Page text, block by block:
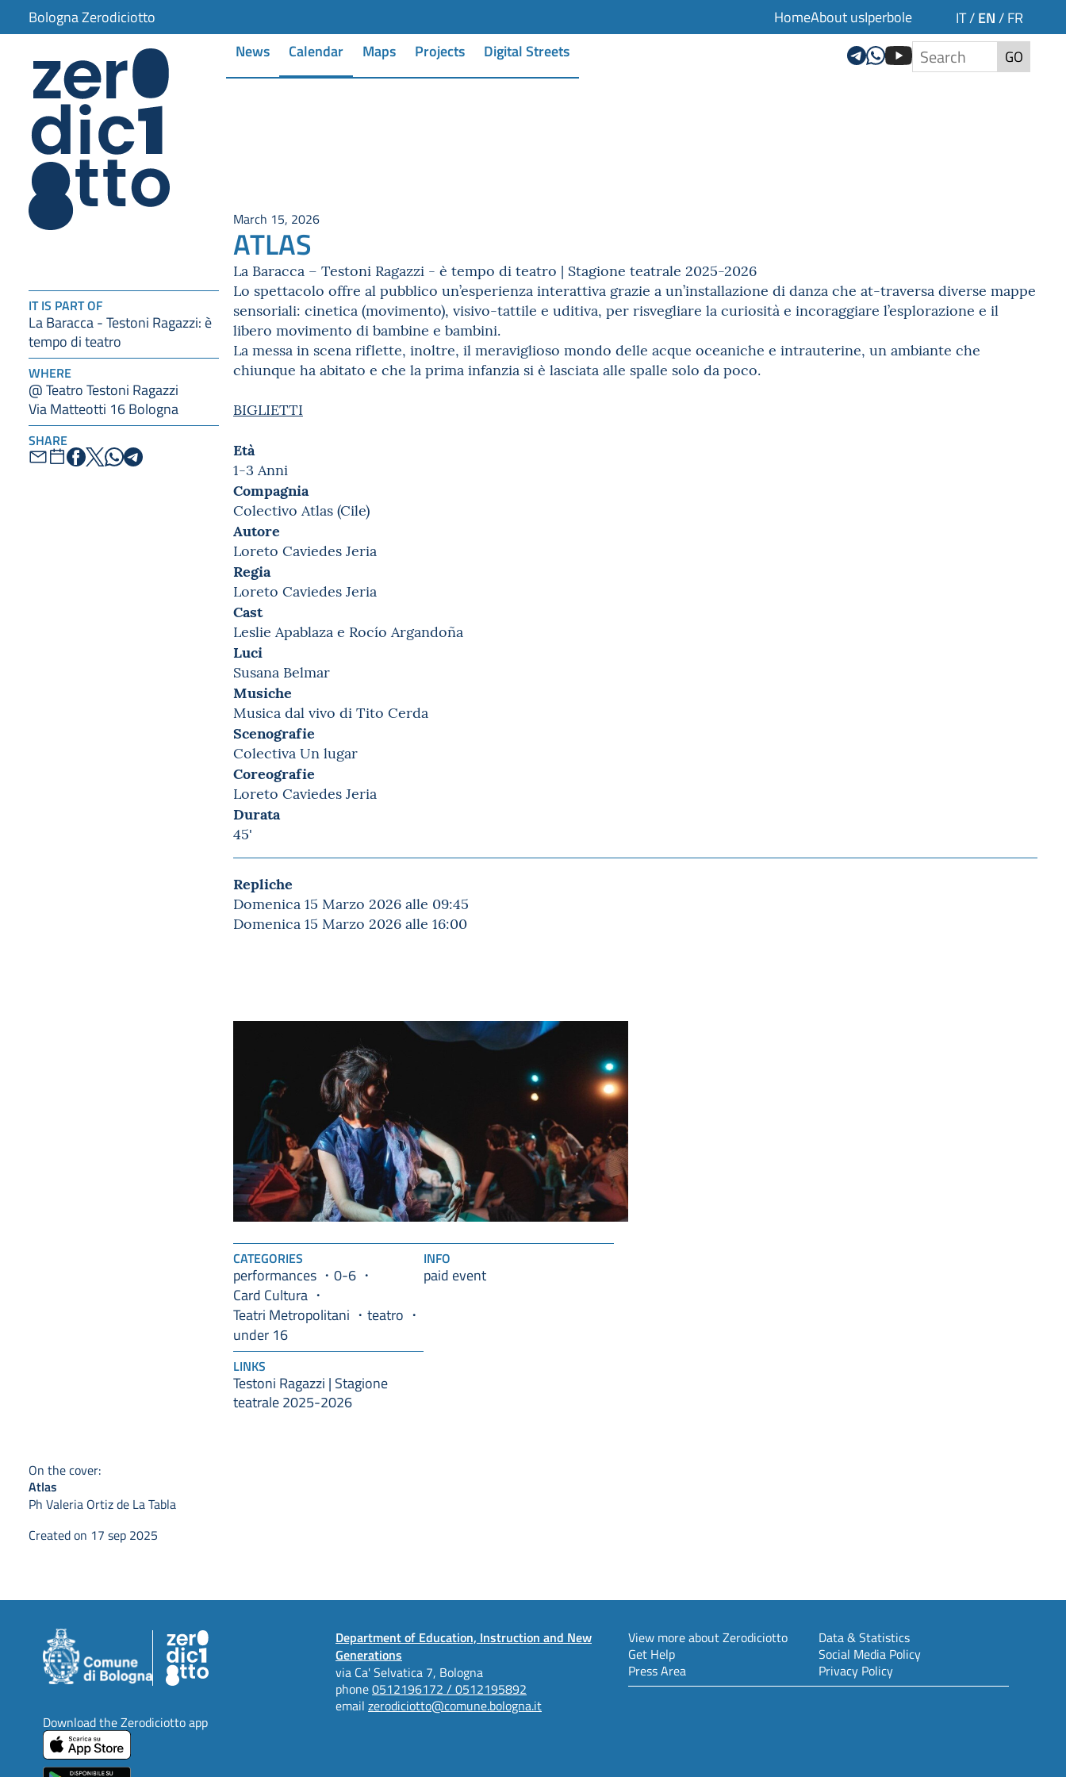
Bologna Zerodiciotto HomeAbout usIperbole IT/ EN / FR
News Calendar Maps Projects Digital Streets GO
IT IS PART OF
La Baracca - Testoni Ragazzi: è
tempo di teatro
WHERE
@ Teatro Testoni Ragazzi
Via Matteotti 16 Bologna
SHARE
March 15, 2026
ATLAS
La Baracca – Testoni Ragazzi - è tempo di teatro | Stagione teatrale 2025-2026
Lo spettacolo offre al pubblico un’esperienza interattiva grazie a un’installazione di danza che at-traversa diverse mappe
sensoriali: cinetica (movimento), visivo-tattile e uditiva, per risvegliare la curiosità e incoraggiare l’esplorazione e il
libero movimento di bambine e bambini.
La messa in scena riflette, inoltre, il meraviglioso mondo delle acque oceaniche e intrauterine, un ambiante che
chiunque ha abitato e che la prima infanzia si è lasciata alle spalle solo da poco.
BIGLIETTI
Età
1-3 Anni
Compagnia
Colectivo Atlas (Cile)
Autore
Loreto Caviedes Jeria
Regia
Loreto Caviedes Jeria
Cast
Leslie Apablaza e Rocío Argandoña
Luci
Susana Belmar
Musiche
Musica dal vivo di Tito Cerda
Scenografie
Colectiva Un lugar
Coreografie
Loreto Caviedes Jeria
Durata
45'
Repliche
Domenica 15 Marzo 2026 alle 09:45
Domenica 15 Marzo 2026 alle 16:00
CATEGORIES
performances
0-6
Card Cultura
Teatri Metropolitani
teatro
under 16
INFO
paid event
LINKS
Testoni Ragazzi | Stagione
teatrale 2025-2026
On the cover:
Atlas
Ph Valeria Ortiz de La Tabla
Created on 17 sep 2025
Department of Education, Instruction and New
Generations
via Ca' Selvatica 7, Bologna
phone0512196172 / 0512195892
email zerodiciotto@comune.bologna.it
View more about Zerodiciotto
Get Help
Press Area
Data & Statistics
Social Media Policy
Privacy Policy
Download the Zerodiciotto app